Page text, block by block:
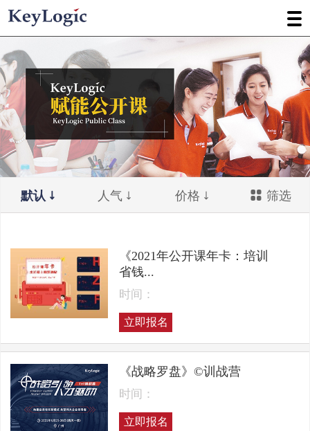
默认 人气 价格 筛选
《2021年公开课年卡：培训
省钱...
时间：
立即报名
《战略罗盘》©训战营
时间：
立即报名